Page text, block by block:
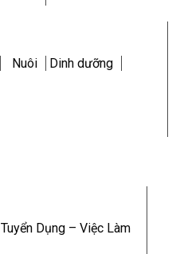
Nuôi Dinh dưỡng
Tuyển Dụng – Việc Làm